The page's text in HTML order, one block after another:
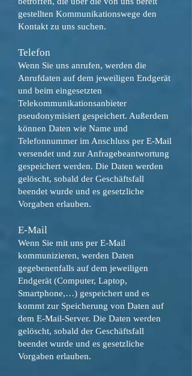
gestellten Kommunikationswege den
Kontakt zu uns suchen.
Telefon
Wenn Sie uns anrufen, werden die
Anrufdaten auf dem jeweiligen Endgerät
und beim eingesetzten
Telekommunikationsanbieter
pseudonymisiert gespeichert. Außerdem
können Daten wie Name und
Telefonnummer im Anschluss per E-Mail
versendet und zur Anfragebeantwortung
gespeichert werden. Die Daten werden
gelöscht, sobald der Geschäftsfall
beendet wurde und es gesetzliche
Vorgaben erlauben.
E-Mail
Wenn Sie mit uns per E-Mail
kommunizieren, werden Daten
gegebenenfalls auf dem jeweiligen
Endgerät (Computer, Laptop,
Smartphone,…) gespeichert und es
kommt zur Speicherung von Daten auf
dem E-Mail-Server. Die Daten werden
gelöscht, sobald der Geschäftsfall
beendet wurde und es gesetzliche
Vorgaben erlauben.